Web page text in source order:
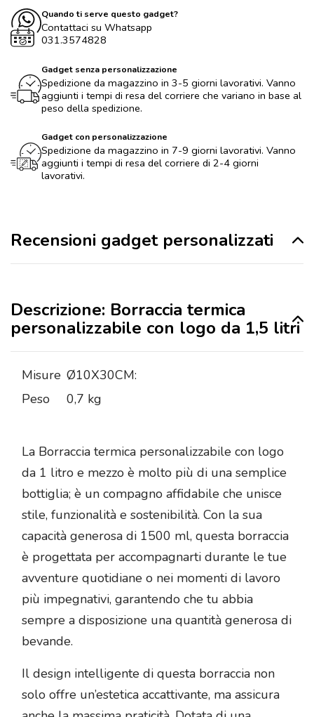
Quando ti serve questo gadget?
Contattaci su Whatsapp
031.3574828
Gadget senza personalizzazione
Spedizione da magazzino in 3-5 giorni lavorativi. Vanno
aggiunti i tempi di resa del corriere che variano in base al
peso della spedizione.
Gadget con personalizzazione
Spedizione da magazzino in 7-9 giorni lavorativi. Vanno
aggiunti i tempi di resa del corriere di 2-4 giorni
lavorativi.
Recensioni gadget personalizzati
Descrizione: Borraccia termica
personalizzabile con logo da 1,5 litri
Misure Ø10X30CM:
Peso
0,7 kg
La Borraccia termica personalizzabile con logo
da 1 litro e mezzo è molto più di una semplice
bottiglia; è un compagno affidabile che unisce
stile, funzionalità e sostenibilità. Con la sua
capacità generosa di 1500 ml, questa borraccia
è progettata per accompagnarti durante le tue
avventure quotidiane o nei momenti di lavoro
più impegnativi, garantendo che tu abbia
sempre a disposizione una quantità generosa di
bevande.
Il design intelligente di questa borraccia non
solo offre un’estetica accattivante, ma assicura